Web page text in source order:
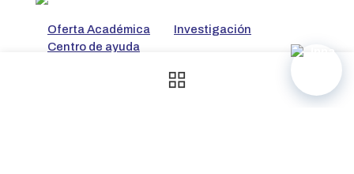
Oferta Académica
Investigación
Centro de ayuda